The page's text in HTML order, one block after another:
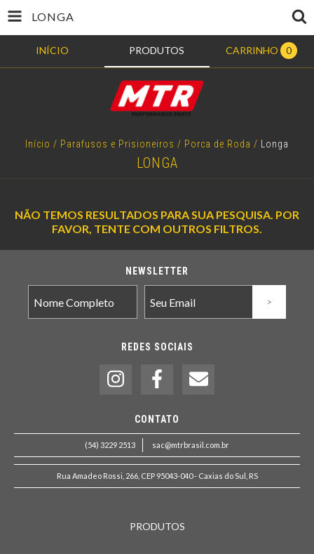
LONGA
INÍCIO PRODUTOS CARRINHO 0
Início / Parafusos e Prisioneiros / Porca de Roda / Longa
LONGA
NÃO TEMOS RESULTADOS PARA SUA PESQUISA. POR
FAVOR, TENTE COM OUTROS FILTROS.
NEWSLETTER
REDES SOCIAIS
CONTATO
(54) 3229 2513 sac@mtrbrasil.com.br
Rua Amadeo Rossi, 266, CEP 95043-040 - Caxias do Sul, RS
PRODUTOS